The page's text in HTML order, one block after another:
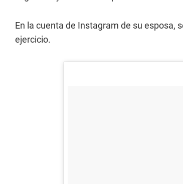
En la cuenta de Instagram de su esposa,
ejercicio.